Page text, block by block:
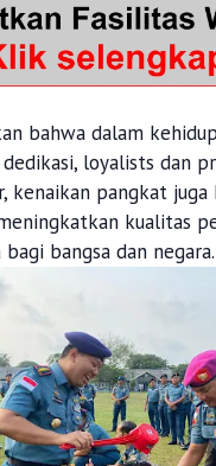
bahwa dalam
loyalists dan
kenaikan pangkat
kualitas
bangsa dan negara.